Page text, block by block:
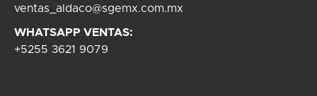
ventas_aldaco@sgemx.com.mx
WHATSAPP VENTAS:
+5255 3621 9079